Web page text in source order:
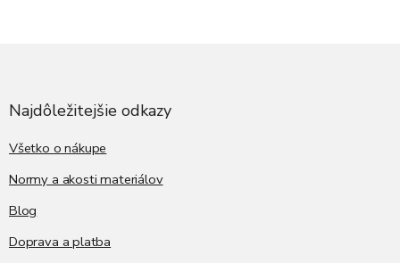
Najdôležitejšie odkazy
Všetko o nákupe
Normy a akosti materiálov
Blog
Doprava a platba